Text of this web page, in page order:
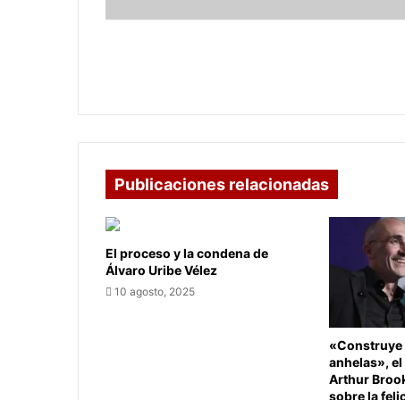
100.000
Publicaciones relacionadas
El proceso y la condena de
Álvaro Uribe Vélez
10 agosto, 2025
«Construye
anhelas»,
Arthur
sobre la